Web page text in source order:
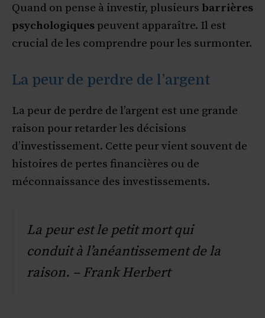
Quand on pense à investir, plusieurs barrières
psychologiques peuvent apparaître. Il est
crucial de les comprendre pour les surmonter.
La peur de perdre de l’argent
La peur de perdre de l’argent est une grande
raison pour retarder les décisions
d’investissement. Cette peur vient souvent de
histoires de pertes financières ou de
méconnaissance des investissements.
La peur est le petit mort qui
conduit à l’anéantissement de la
raison. – Frank Herbert